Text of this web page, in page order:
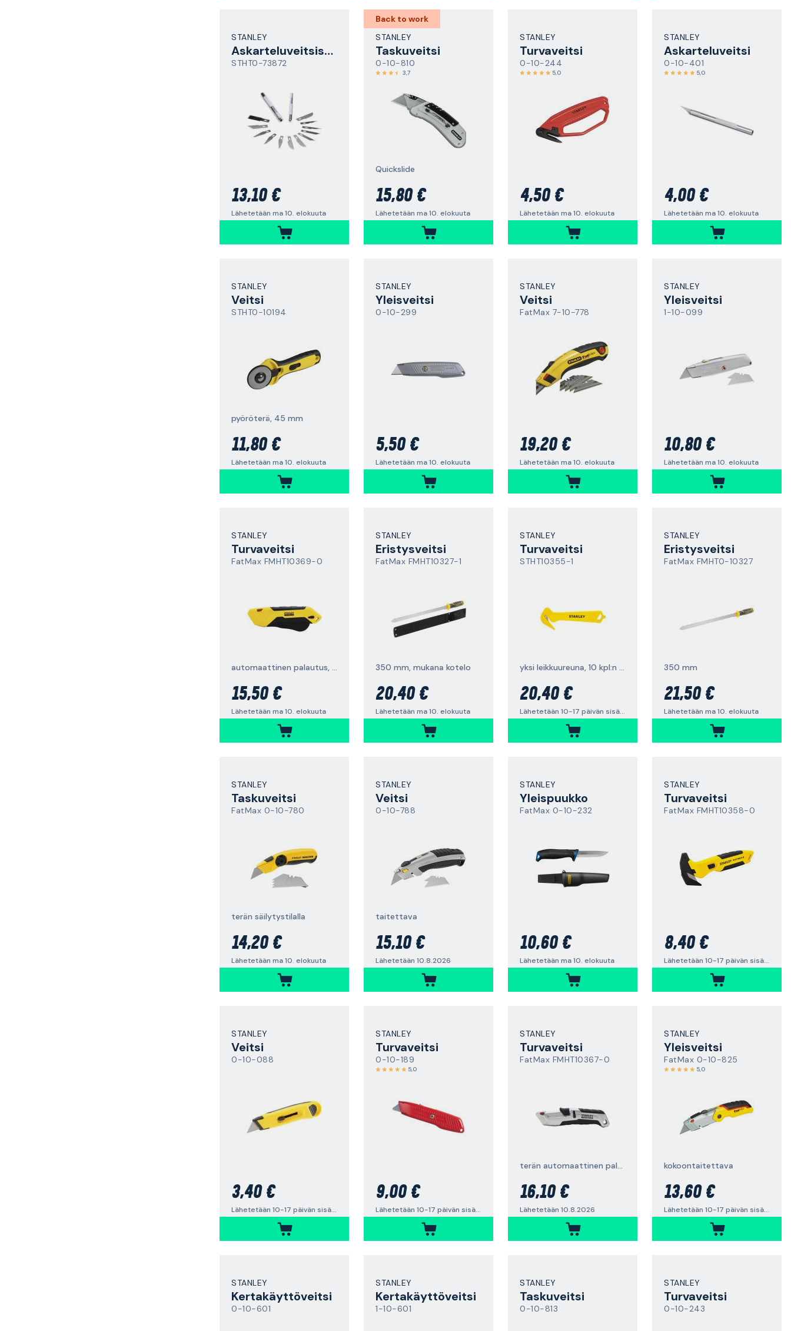
STANLEY
Askarteluveitsisarja
STHT0-73872
13,10 €
Lähetetään ma 10. elokuuta
Back to work
STANLEY
Taskuveitsi
0-10-810
3,7
Quickslide
15,80 €
Lähetetään ma 10. elokuuta
STANLEY
Turvaveitsi
0-10-244
5,0
4,50 €
Lähetetään ma 10. elokuuta
STANLEY
Askarteluveitsi
0-10-401
5,0
4,00 €
Lähetetään ma 10. elokuuta
STANLEY
Veitsi
STHT0-10194
pyöröterä, 45 mm
11,80 €
Lähetetään ma 10. elokuuta
STANLEY
Yleisveitsi
0-10-299
5,50 €
Lähetetään ma 10. elokuuta
STANLEY
Veitsi
FatMax 7-10-778
19,20 €
Lähetetään ma 10. elokuuta
STANLEY
Yleisveitsi
1-10-099
10,80 €
Lähetetään ma 10. elokuuta
STANLEY
Turvaveitsi
FatMax FMHT10369-0
automaattinen palautus, komposiittikädensija
15,50 €
Lähetetään ma 10. elokuuta
STANLEY
Eristysveitsi
FatMax FMHT10327-1
350 mm, mukana kotelo
20,40 €
Lähetetään ma 10. elokuuta
STANLEY
Turvaveitsi
STHT10355-1
yksi leikkuureuna, 10 kpl:n pakkaus
20,40 €
Lähetetään 10-17 päivän sisällä
STANLEY
Eristysveitsi
FatMax FMHT0-10327
350 mm
21,50 €
Lähetetään ma 10. elokuuta
STANLEY
Taskuveitsi
FatMax 0-10-780
terän säilytystilalla
14,20 €
Lähetetään ma 10. elokuuta
STANLEY
Veitsi
0-10-788
taitettava
15,10 €
Lähetetään 10.8.2026
STANLEY
Yleispuukko
FatMax 0-10-232
10,60 €
Lähetetään ma 10. elokuuta
STANLEY
Turvaveitsi
FatMax FMHT10358-0
8,40 €
Lähetetään 10-17 päivän sisällä
STANLEY
Veitsi
0-10-088
3,40 €
Lähetetään 10-17 päivän sisällä
STANLEY
Turvaveitsi
0-10-189
5,0
9,00 €
Lähetetään 10-17 päivän sisällä
STANLEY
Turvaveitsi
FatMax FMHT10367-0
terän automaattinen palautus, teräs
16,10 €
Lähetetään 10.8.2026
STANLEY
Yleisveitsi
FatMax 0-10-825
5,0
kokoontaitettava
13,60 €
Lähetetään 10-17 päivän sisällä
STANLEY
Kertakäyttöveitsi
0-10-601
STANLEY
Kertakäyttöveitsi
1-10-601
STANLEY
Taskuveitsi
0-10-813
STANLEY
Turvaveitsi
0-10-243